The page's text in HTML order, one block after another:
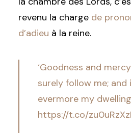
revenu la charge de
d’adieu à la reine.
‘Goodness and
surely follow me; and
evermore my
https://t.co/